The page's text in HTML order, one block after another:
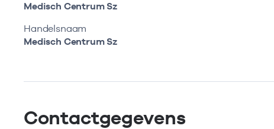
Medisch Centrum Sz
Handelsnaam
Medisch Centrum Sz
Contactgegevens